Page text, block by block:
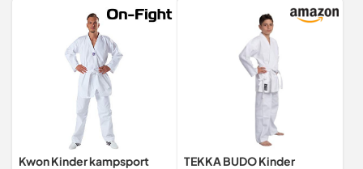
Kwon Kinder kampsport
TEKKA BUDO Kinder